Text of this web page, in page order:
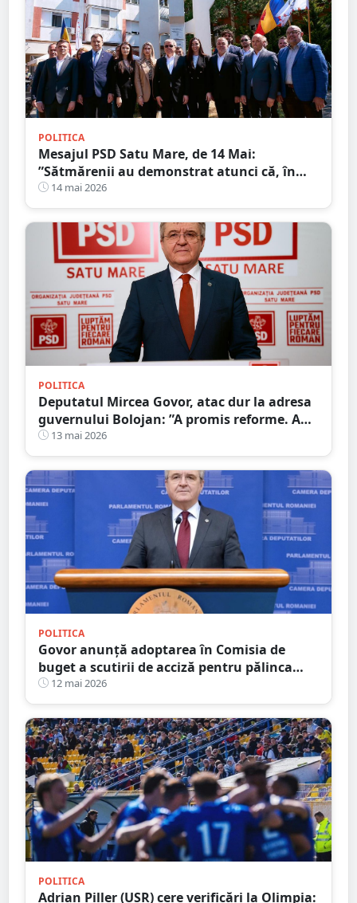
POLITICA
Mesajul PSD Satu Mare, de 14 Mai:
”Sătmărenii au demonstrat atunci că, în
fața unei tragedii, solidaritatea poate
transforma suferința în speranță”
14 mai 2026
POLITICA
Deputatul Mircea Govor, atac dur la adresa
guvernului Bolojan: ”A promis reforme. A
livrat scumpiri, taxe și blocaj economic.
Românii plătesc prețul”
13 mai 2026
POLITICA
Govor anunță adoptarea în Comisia de
buget a scutirii de acciză pentru pălinca
făcută acasă: ”Protejăm tradițiile
românești”
12 mai 2026
POLITICA
Adrian Piller (USR) cere verificări la Olimpia: